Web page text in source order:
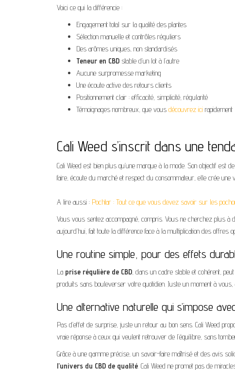
Voici ce qui la différencie :
Engagement total sur la qualité des plantes
Sélection manuelle et contrôles réguliers
Des arômes uniques, non standardisés
Teneur en CBD stable d’un lot à l’autre
Aucune surpromesse marketing
Une écoute active des retours clients
Positionnement clair : efficacité, simplicité, régularité
Témoignages nombreux, que vous découvrez ici rapidement
Cali Weed s’inscrit dans une
Cali Weed est bien plus qu’une marque à la mode. Son objectif est de
faire, écoute du marché et respect du consommateur, elle crée une
A lire aussi : Pochtar : Tout ce que vous devez savoir sur les
Vous vous sentez accompagné, compris. Vous ne cherchez plus à
aujourd’hui, fait toute la différence face à la multiplication des offres
Une routine simple, pour des effets
La prise régulière de CBD , dans un cadre stable et cohérent,
produits sans bouleverser votre quotidien. Juste un moment à vous,
Une alternative naturelle qui s’impose
Pas d’effet de surprise, juste un retour au bon sens. Cali Weed
vraie réponse à ceux qui veulent retrouver de l’équilibre, sans
Grâce à une gamme précise, un savoir-faire maîtrisé et des avis
l’univers du CBD de qualité Cali Weed ne promet pas de